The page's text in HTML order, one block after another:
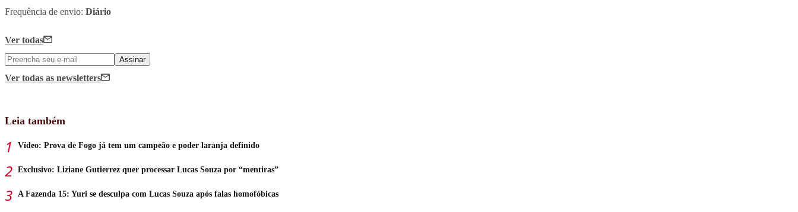
Frequência de envio: Diário
Ver todas
Assinar
Ver todas as newsletters
Leia também
Vídeo: Prova de Fogo já tem um campeão e poder laranja definido
Exclusivo: Liziane Gutierrez quer processar Lucas Souza por “mentiras”
A Fazenda 15: Yuri se desculpa com Lucas Souza após falas homofóbicas